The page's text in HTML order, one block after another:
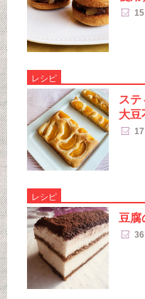
15
レシピ
ステ
大豆
17
レシピ
豆腐
36